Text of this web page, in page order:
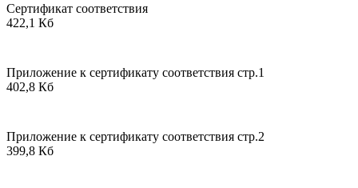
Сертификат соответствия
422,1 Кб
Приложение к сертификату соответствия стр.1
402,8 Кб
Приложение к сертификату соответствия стр.2
399,8 Кб